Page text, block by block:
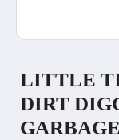
LITTLE
DIRT